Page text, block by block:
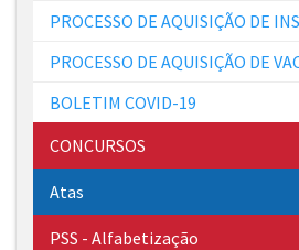
PROCESSO DE AQUISIÇÃO DE
PROCESSO DE AQUISIÇÃO DE
BOLETIM COVID-19
CONCURSOS
Atas
PSS - Alfabetização